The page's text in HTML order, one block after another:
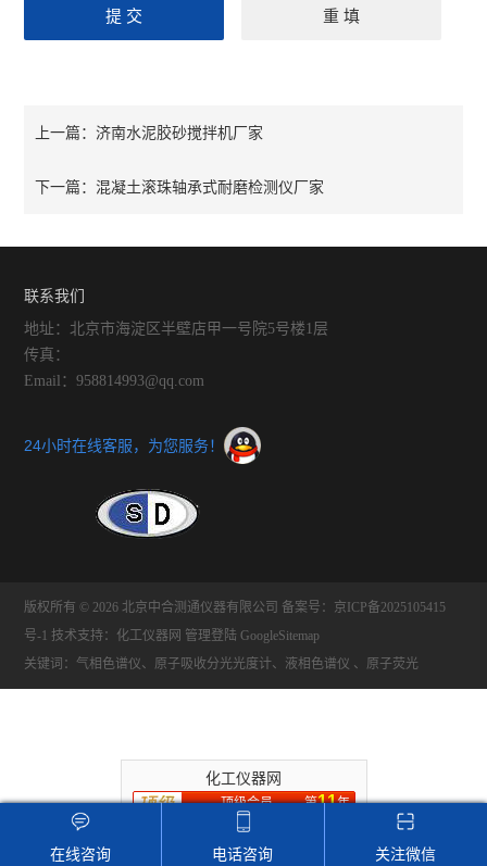
上一篇： 济南水泥胶砂搅拌机厂家
下一篇： 混凝土滚珠轴承式耐磨检测仪厂家
联系我们
地址：北京市海淀区半壁店甲一号院5号楼1层
传真：
Email：958814993@qq.com
24小时在线客服，为您服务！
版权所有 © 2026 北京中合测通仪器有限公司 备案号：京ICP备2025105415
号-1 技术支持： 化工仪器网 管理登陆 GoogleSitemap
关键词：气相色谱仪、原子吸收分光光度计、液相色谱仪 、原子荧光
在线咨询 电话咨询 关注微信
化工仪器网
顶级会员 第11年
推荐收藏该企业网站